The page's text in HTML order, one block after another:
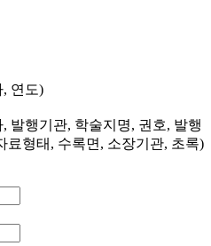
, 연도)
발행기관, 학술지명, 권호, 발행
료형태, 수록면, 소장기관, 초록)